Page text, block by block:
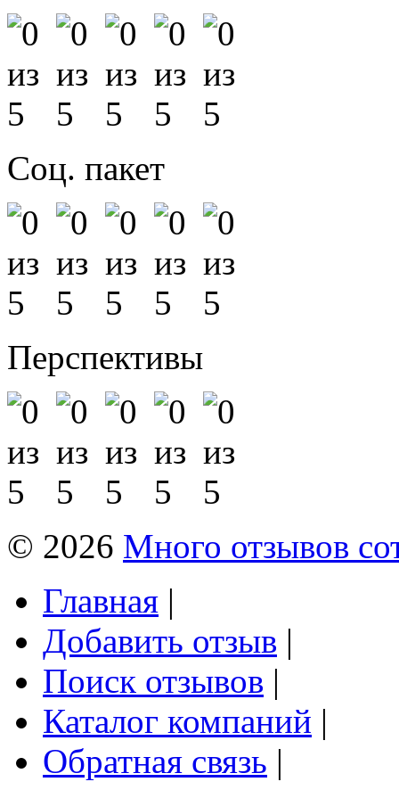
Соц. пакет
Перспективы
© 2026 Много отзывов
Главная |
Добавить отзыв |
Поиск отзывов |
Каталог компаний |
Обратная связь |